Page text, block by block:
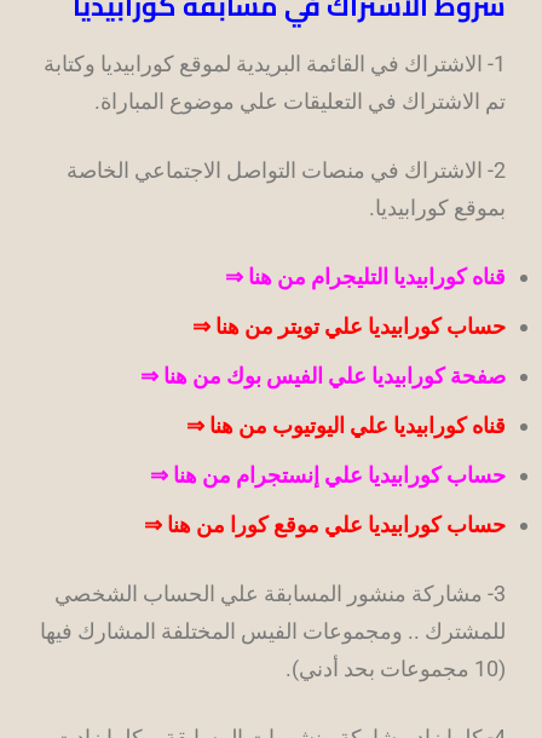
1- الاشتراك في القائمة البريدية لموقع كورابيديا وكتابة
تم الاشتراك في التعليقات علي موضوع المباراة.
2- الاشتراك في منصات التواصل الاجتماعي الخاصة
بموقع كورابيديا.
قناه كورابيديا التليجرام من هنا ⇒
حساب كورابيديا علي تويتر من هنا ⇒
صفحة كورابيديا علي الفيس بوك من هنا ⇒
قناه كورابيديا علي اليوتيوب من هنا ⇒
حساب كورابيديا علي إنستجرام من هنا ⇒
حساب كورابيديا علي موقع كورا من هنا ⇒
3- مشاركة منشور المسابقة علي الحساب الشخصي
للمشترك .. ومجموعات الفيس المختلفة المشارك فيها
(10 مجموعات بحد أدني).